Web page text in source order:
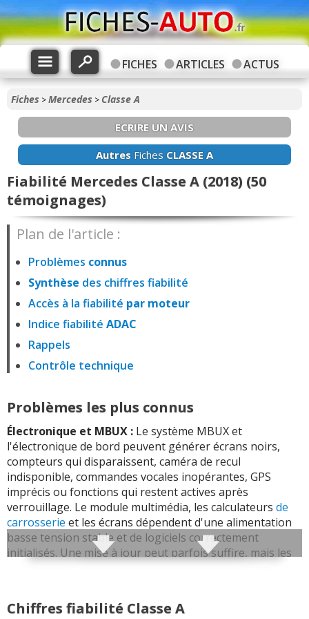
FICHES ARTICLES ACTUS
Fiches >Mercedes > Classe A
ECRIRE UN AVIS
Autres Fiches CLASSE A
Fiabilité Mercedes Classe A (2018) (50
témoignages)
Plan de l'article :
Problèmes connus
Synthèse des chiffres fiabilité
Accès à la fiabilité par moteur
Indice fiabilité ADAC
Rappels
Contrôle technique
Problèmes les plus connus
Électronique et MBUX : Le système MBUX et
l'électronique de bord peuvent générer écrans noirs,
compteurs qui disparaissent, caméra de recul
indisponible, commandes vocales inopérantes, GPS
imprécis ou fonctions qui restent actives après
verrouillage. Le module multimédia, les calculateurs de
carrosserie et les écrans dépendent d'une alimentation
basse tension stable et de logiciels correctement
initialisés. Une mise à jour peut parfois suffire, mais les
Boîte automatique DCT :La boîte à
Chiffres fiabilité Classe A